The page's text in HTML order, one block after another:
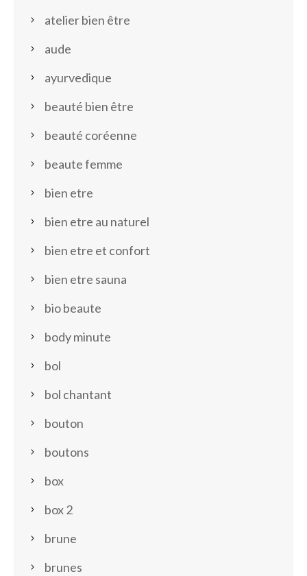
atelier bien être
aude
ayurvedique
beauté bien être
beauté coréenne
beaute femme
bien etre
bien etre au naturel
bien etre et confort
bien etre sauna
bio beaute
body minute
bol
bol chantant
bouton
boutons
box
box 2
brune
brunes